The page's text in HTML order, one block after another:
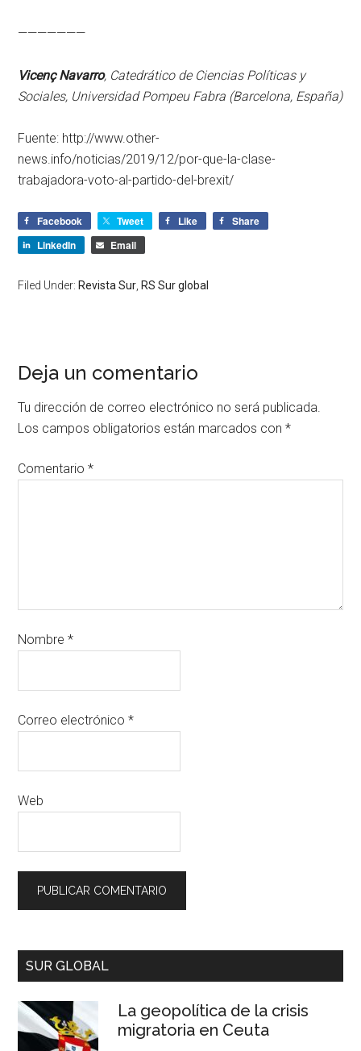
———————
Vicenç Navarro, Catedrático de Ciencias Políticas y
Sociales, Universidad Pompeu Fabra (Barcelona, España)
Fuente: http://www.other-
news.info/noticias/2019/12/por-que-la-clase-
trabajadora-voto-al-partido-del-brexit/
Facebook Tweet Like
Share
LinkedIn
Email
Filed Under: Revista Sur RS Sur global
Deja un comentario
Tu dirección de correo electrónico no será publicada.
Los campos obligatorios están marcados con*
Comentario*
Nombre*
Correo electrónico*
Web
SUR GLOBAL
La geopolítica de la crisis
migratoria en Ceuta